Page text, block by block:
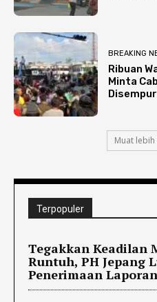
BREAKING
Ribuan
Minta
Muat
Terpopuler
Tegakkan Keadilan
Runtuh, PH Jepang
Penerimaan